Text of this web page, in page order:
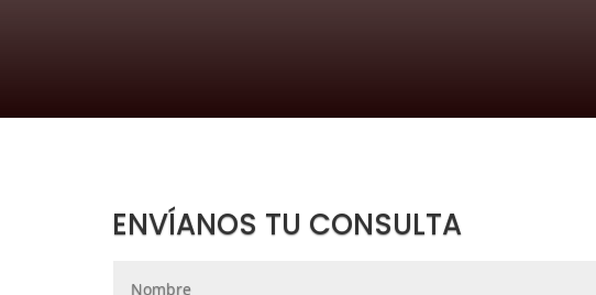
ENVÍANOS TU CONSULTA